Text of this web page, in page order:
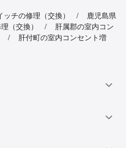
チの修理（交換）
鹿児島県
（交換）
肝属郡の室内コン
肝付町の室内コンセント増